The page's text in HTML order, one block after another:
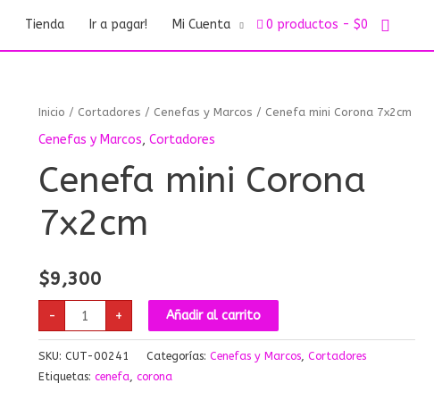
Tienda Ir a pagar! Mi Cuenta 0 productos $0 Buscar
Inicio / Cortadores / Cenefas y Marcos / Cenefa mini Corona 7x2cm
Cenefas y Marcos,Cortadores
Cenefa mini Corona
7x2cm
$9,300
-
Cenefa
mini
Corona
7x2cm
+ Añadir al carrito
SKU:CUT-00241 Categorías:Cenefas y Marcos,Cortadores
Etiquetas:cenefa,corona